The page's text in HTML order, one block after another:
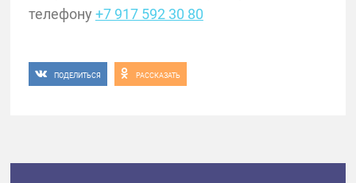
телефону +7 917 592 30 80
ПОДЕЛИТЬСЯ РАССКАЗАТЬ